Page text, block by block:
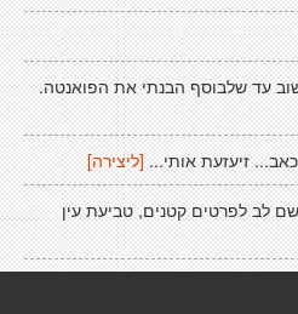
עד שלבוסף הבנתי את הפואנטה.
זיעזעת אותי...[ליצירה]
לב לפרטים קטנים, טביעת עין